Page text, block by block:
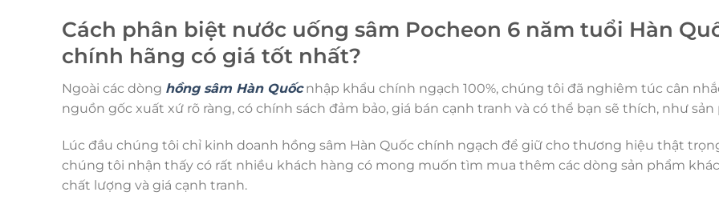
Cách phân biệt nước uống sâm Pocheon 6 năm tuổi Hàn
chính hãng có giá tốt nhất?
Ngoài các dòng hồng sâm Hàn Quốcnhập khẩu chính ngạch 100%, chúng tôi đã nghiêm túc cân
nguồn gốc xuất xứ rõ ràng, có chính sách đảm bảo, giá bán cạnh tranh và có thể bạn sẽ thích, như
Lúc đầu chúng tôi chỉ kinh doanh hồng sâm Hàn Quốc chính ngạch để giữ cho thương hiệu thật
chúng tôi nhận thấy có rất nhiều khách hàng có mong muốn tìm mua thêm các dòng sản phẩm
chất lượng và giá cạnh tranh.